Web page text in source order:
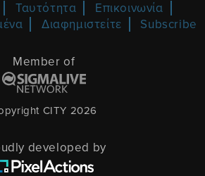
Ταυτότητα
Επικοινωνία
Διαφημιστείτε Subscribe
Member of
CITY 2026
developed by